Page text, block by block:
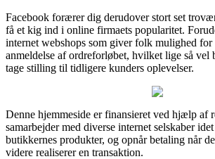
Facebook forærer dig derudover stort set
få et kig ind i online firmaets popularitet.
internet webshops som giver folk mulighed for
anmeldelse af ordreforløbet, hvilket lige så vel
tage stilling til tidligere kunders oplevelser.
Denne hjemmeside er finansieret ved hjælp af
samarbejder med diverse internet selskaber
butikkernes produkter, og opnår betaling når
videre realiserer en transaktion.